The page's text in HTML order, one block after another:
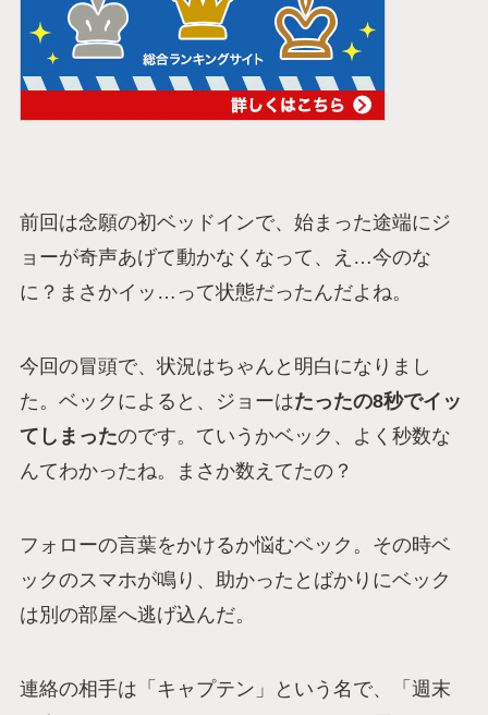
前回は念願の初ベッドインで、始まった途端にジ
ョーが奇声あげて動かなくなって、え…今のな
に？まさかイッ…って状態だったんだよね。
今回の冒頭で、状況はちゃんと明白になりまし
た。ベックによると、ジョーはたったの8秒でイッ
てしまったのです。ていうかベック、よく秒数な
んてわかったね。まさか数えてたの？
フォローの言葉をかけるか悩むベック。その時ベ
ックのスマホが鳴り、助かったとばかりにベック
は別の部屋へ逃げ込んだ。
連絡の相手は「キャプテン」という名で、「週末